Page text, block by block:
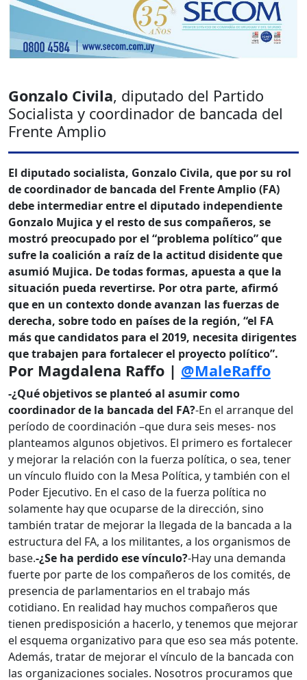
Gonzalo Civila, diputado del Partido
Socialista y coordinador de bancada del
Frente Amplio
El diputado socialista, Gonzalo Civila, que por su rol
de coordinador de bancada del Frente Amplio (FA)
debe intermediar entre el diputado independiente
Gonzalo Mujica y el resto de sus compañeros, se
mostró preocupado por el “problema político” que
sufre la coalición a raíz de la actitud disidente que
asumió Mujica. De todas formas, apuesta a que la
situación pueda revertirse. Por otra parte, afirmó
que en un contexto donde avanzan las fuerzas de
derecha, sobre todo en países de la región, “el FA
más que candidatos para el 2019, necesita dirigentes
que trabajen para fortalecer el proyecto político”.
Por Magdalena Raffo | @MaleRaffo
-¿Qué objetivos se planteó al asumir como
coordinador de la bancada del FA?-En el arranque del
período de coordinación –que dura seis meses- nos
planteamos algunos objetivos. El primero es fortalecer
y mejorar la relación con la fuerza política, o sea, tener
un vínculo fluido con la Mesa Política, y también con el
Poder Ejecutivo. En el caso de la fuerza política no
solamente hay que ocuparse de la dirección, sino
también tratar de mejorar la llegada de la bancada a la
estructura del FA, a los militantes, a los organismos de
base.-¿Se ha perdido ese vínculo?-Hay una demanda
fuerte por parte de los compañeros de los comités, de
presencia de parlamentarios en el trabajo más
cotidiano. En realidad hay muchos compañeros que
tienen predisposición a hacerlo, y tenemos que mejorar
el esquema organizativo para que eso sea más potente.
Además, tratar de mejorar el vínculo de la bancada con
las organizaciones sociales. Nosotros procuramos que